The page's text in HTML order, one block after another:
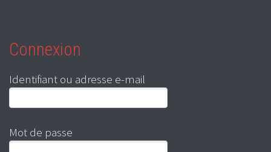
Connexion
Identifiant ou adresse e-mail
Mot de passe